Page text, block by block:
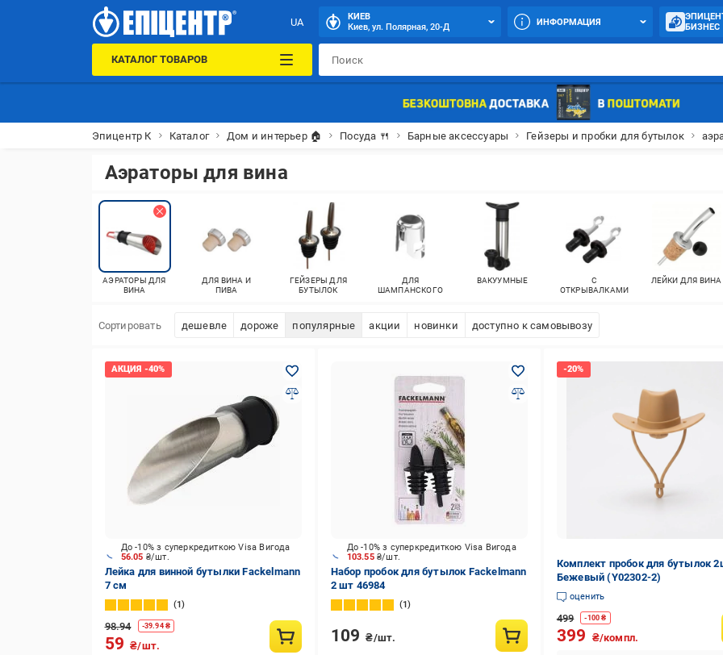
UA
КИЕВ
Киев, ул. Полярная, 20-Д
ИНФОРМАЦИЯ
БИЗНЕС
КАТАЛОГ ТОВАРОВ
Эпицентр К Каталог Дом и интерьер 🏠 Посуда 🍴 Барные аксессуары Гейзеры и пробки для бутылок
Аэраторы для вина
АЭРАТОРЫ ДЛЯ
ВИНА
ДЛЯ ВИНА И
ПИВА
ГЕЙЗЕРЫ ДЛЯ
БУТЫЛОК
ДЛЯ
ШАМПАНСКОГО
ВАКУУМНЫЕ
С
ОТКРЫВАЛКАМИ
ЛЕЙКИ ДЛЯ ВИНА
Сортировать дешевле дороже популярные акции новинки доступно к самовывозу
56.05 ₴/шт.
До -10% з суперкредиткою Visa Вигода
Лейка для винной бутылки Fackelmann
7 см
1
98.94 -39.94₴
59 ₴/шт.
103.55₴/шт.
До -10% з суперкредиткою Visa Вигода
Набор пробок для бутылок Fackelmann
2 шт 46984
1
109 ₴/шт.
Комплект пробок для бутылок
Бежевый (Y02302-2)
оценить
499 -100 ₴
399 ₴/компл.